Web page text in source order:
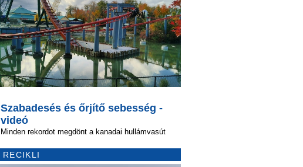
Szabadesés és őrjítő sebesség -
videó
Minden rekordot megdönt a kanadai hullámvasút
RECIKLI